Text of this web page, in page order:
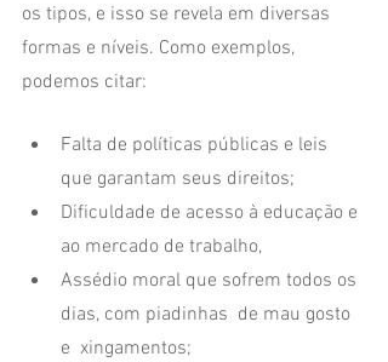
os tipos, e isso se revela em diversas
formas e níveis. Como exemplos,
podemos citar:
Falta de políticas públicas e leis
que garantam seus direitos;
Dificuldade de acesso à educação e
ao mercado de trabalho,
Assédio moral que sofrem todos os
dias, com piadinhas  de mau gosto
e  xingamentos;